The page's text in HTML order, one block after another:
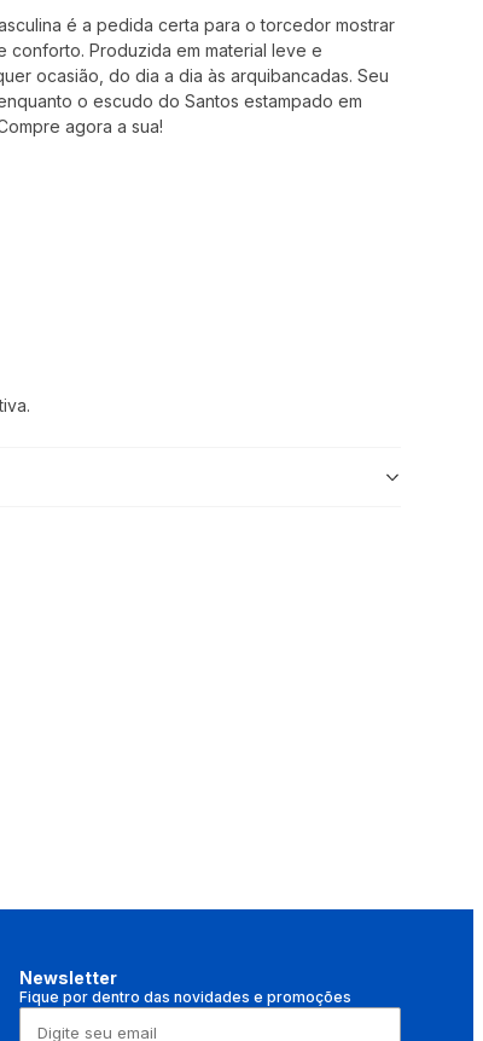
é a pedida certa para o torcedor mostrar
conforto. Produzida em material leve e
ocasião, do dia a dia às arquibancadas. Seu
o escudo do Santos estampado em
agora a sua!
Newsletter
Fique por dentro das novidades e promoções